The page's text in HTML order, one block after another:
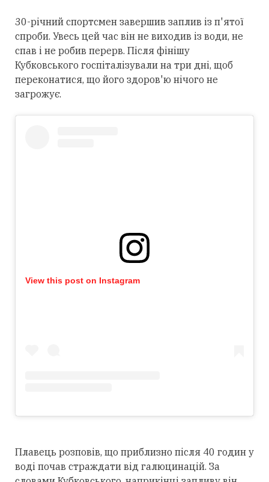
30-річний спортсмен завершив заплив із п'ятої
спроби. Увесь цей час він не виходив із води, не
спав і не робив перерв. Після фінішу
Кубковського госпіталізували на три дні, щоб
переконатися, що його здоров'ю нічого не
загрожує.
View this post on Instagram
Плавець розповів, що приблизно після 40 годин у
воді почав страждати від галюцинацій. За